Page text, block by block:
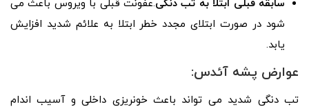
سابقه قبلی ابتلا به تب دنگی.عفونت قبلی با ویروس باعث می
شود در صورت ابتلای مجدد خطر ابتلا به علائم شدید افزایش
یابد.
عوارض پشه آئدس:
تب دنگی شدید می تواند باعث خونریزی داخلی و آسیب اندام